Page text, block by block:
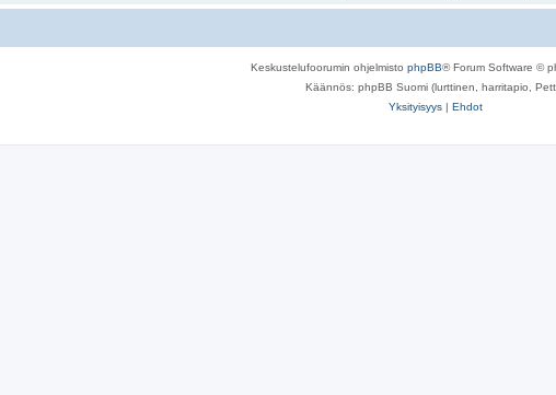
Keskustelufoorumin ohjelmisto phpBB® Forum Software ©
Käännös: phpBB Suomi (lurttinen, harritapio,
Yksityisyys | Ehdot